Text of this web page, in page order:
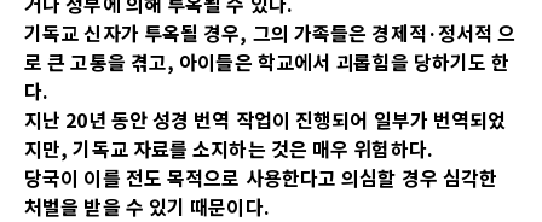
기독교 신자가 투옥될 경우, 그의 가족들은 경제적·정서적 으
로 큰 고통을 겪고, 아이들은 학교에서 괴롭힘을 당하기도 한
다.
지난 20년 동안 성경 번역 작업이 진행되어 일부가 번역되었
지만, 기독교 자료를 소지하는 것은 매우 위험하다.
당국이 이를 전도 목적으로 사용한다고 의심할 경우 심각한
처벌을 받을 수 있기 때문이다.